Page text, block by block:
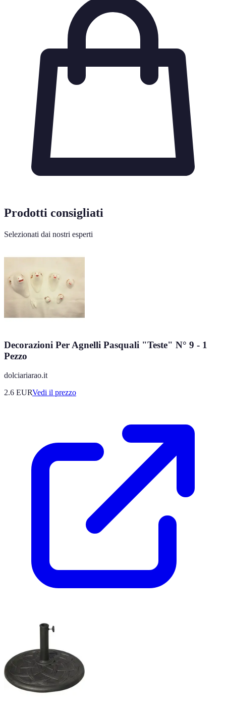
Prodotti consigliati
Selezionati dai nostri esperti
Decorazioni Per Agnelli Pasquali "Teste" N° 9 - 1
Pezzo
dolciariarao.it
2.6 EURVedi il prezzo